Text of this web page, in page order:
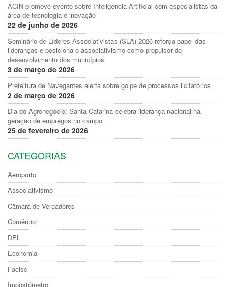
ACIN promove evento sobre Inteligência Artificial com especialistas da
área de tecnologia e inovação
22 de junho de 2026
Seminário de Líderes Associativistas (SLA) 2026 reforça papel das
lideranças e posiciona o associativismo como propulsor do
desenvolvimento dos municípios
3 de março de 2026
Prefeitura de Navegantes alerta sobre golpe de processos licitatórios
2 de março de 2026
Dia do Agronegócio: Santa Catarina celebra liderança nacional na
geração de empregos no campo
25 de fevereiro de 2026
CATEGORIAS
Aeroporto
Associativismo
Câmara de Vereadores
Comércio
DEL
Economia
Facisc
Impostômetro